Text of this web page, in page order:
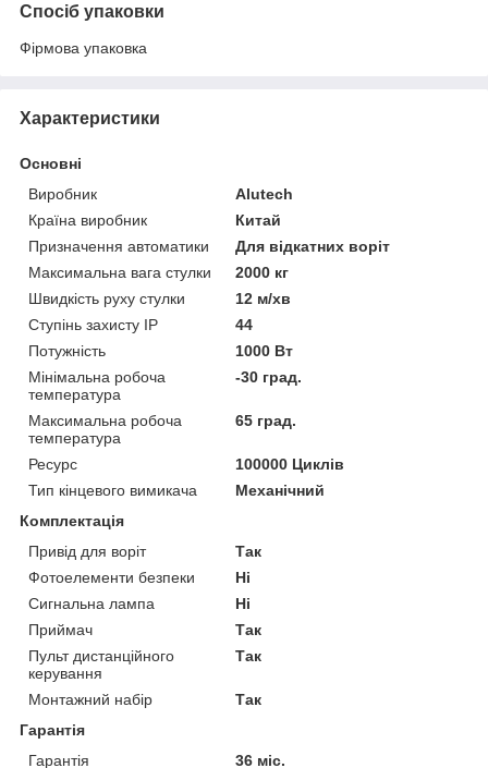
Спосіб упаковки
Фірмова упаковка
Характеристики
Основні
Виробник
Alutech
Країна виробник
Китай
Призначення автоматики
Для відкатних воріт
Максимальна вага стулки
2000 кг
Швидкість руху стулки
12 м/хв
Ступінь захисту IP
44
Потужність
1000 Вт
Мінімальна робоча
температура
-30 град.
Максимальна робоча
температура
65 град.
Ресурс
100000 Циклів
Тип кінцевого вимикача
Механічний
Комплектація
Привід для воріт
Так
Фотоелементи безпеки
Ні
Сигнальна лампа
Ні
Приймач
Так
Пульт дистанційного
керування
Так
Монтажний набір
Так
Гарантія
Гарантія
36 міс.